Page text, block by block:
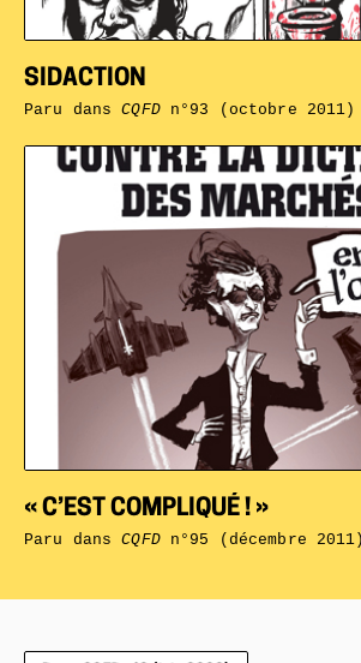
« C’EST COMPLIQUÉ ! »
Paru dansCQFDn°95 (décembre 2011)
SIDACTION
Paru dansCQFDn°93 (octobre 2011)